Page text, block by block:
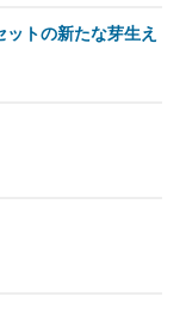
トの新たな芽生え